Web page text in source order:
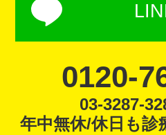
0120-
03-3287-
年中無休/休日も診